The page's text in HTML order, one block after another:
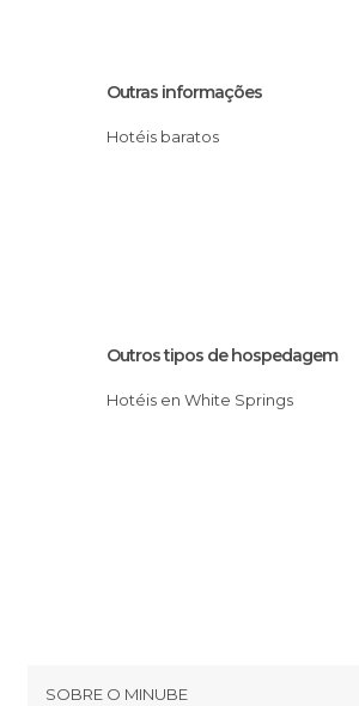
Outras informações
Hotéis baratos
Outros tipos de hospedagem
Hotéis en White Springs
SOBRE O MINUBE